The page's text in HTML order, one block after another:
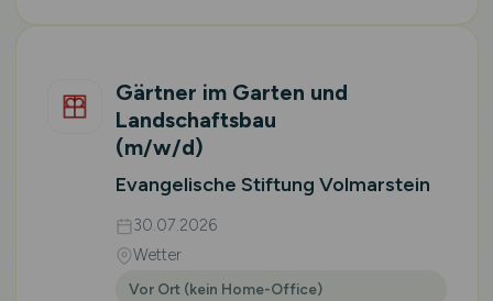
Gärtner im Garten und
Landschaftsbau
(m/w/d)
Evangelische Stiftung Volmarstein
30.07.2026
Wetter
Vor Ort (kein Home-Office)